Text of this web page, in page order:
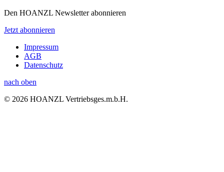
Den HOANZL Newsletter abonnieren
Jetzt abonnieren
Impressum
AGB
Datenschutz
nach oben
© 2026 HOANZL Vertriebsges.m.b.H.